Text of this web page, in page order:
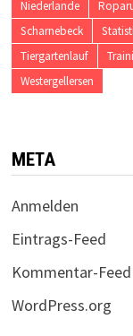
Niederlande
Scharnebeck
Tiergartenlauf
Westergellersen
META
Anmelden
Eintrags-Feed
Kommentar-Feed
WordPress.org